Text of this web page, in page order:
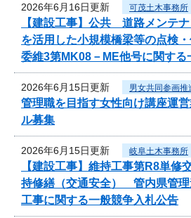
2026年6月16日更新 可茂土木事務所
【建設工事】公共 道路メン
を活用した小規模橋梁等の点検
委維3第MK08－ME他号に関する
2026年6月15日更新 男女共同参画推
管理職を目指す女性向け講座運
ル募集
2026年6月15日更新 岐阜土木事務所
【建設工事】維持工事第R8単
持修繕（交通安全） 管内県管
工事に関する一般競争入札公告